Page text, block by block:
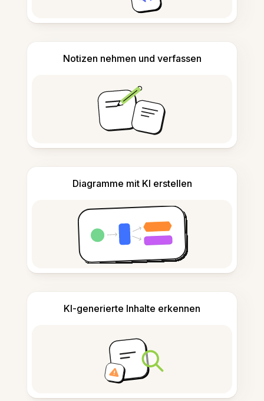
Notizen nehmen und verfassen
Diagramme mit KI erstellen
KI-generierte Inhalte erkennen